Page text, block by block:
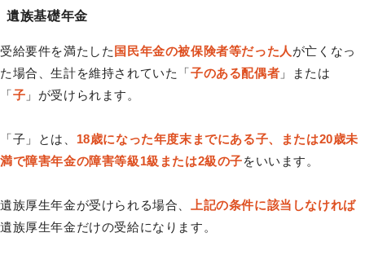
遺族基礎年金
受給要件を満たした 国民年金の被保険者等だった人 が亡くなっ
た場合、生計を維持されていた「子のある配偶者 」または
「子 」が受けられます。
「子」とは、 18歳になった年度末までにある子、または20歳未
満で障害年金の障害等級1級または2級の子をいいます。
遺族厚生年金が受けられる場合、
上記の条件に該当しなければ
遺族厚生年金だけの受給になります。